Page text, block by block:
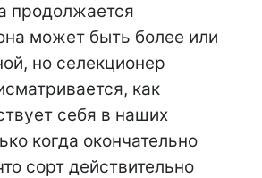
продолжается
может быть более или
но селекционер
как
себя в наших
когда окончательно
сорт действительно